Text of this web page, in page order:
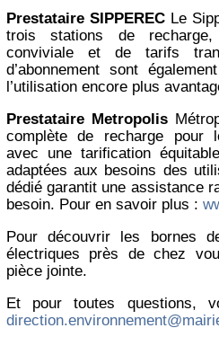
Prestataire SIPPEREC Le
trois stations de recharge,
conviviale et de tarifs
d’abonnement sont
l’utilisation encore plus
Prestataire Metropolis
complète de recharge pour
avec une tarification
adaptées aux besoins des
dédié garantit une assistance
besoin. Pour en savoir plus :
Pour découvrir les bornes
électriques près de chez
pièce jointe.
Et pour toutes questions,